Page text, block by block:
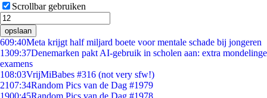
Scrollbar gebruiken
opslaan
609:40Meta krijgt half miljard boete voor mentale schade bij jongeren
1309:37Denemarken pakt AI-gebruik in scholen aan: extra mondelinge
examens
108:03VrijMiBabes #316 (not very sfw!)
2107:34Random Pics van de Dag #1979
1900:45Random Pics van de Dag #1978